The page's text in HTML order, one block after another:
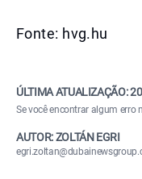
Fonte: hvg.hu
ÚLTIMA ATUALIZAÇÃO:
Se você encontrar algum erro
AUTOR: ZOLTÁN EGRI